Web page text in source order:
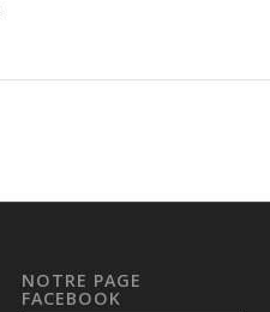
NOTRE PAGE
FACEBOOK